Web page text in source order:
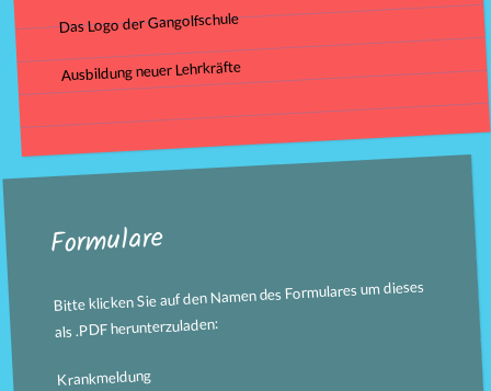
Das Logo der Gangolfschule
Ausbildung neuer Lehrkräfte
Formulare
Bitte klicken Sie auf den Namen des Formulares um dieses
als .PDF herunterzuladen:
Krankmeldung